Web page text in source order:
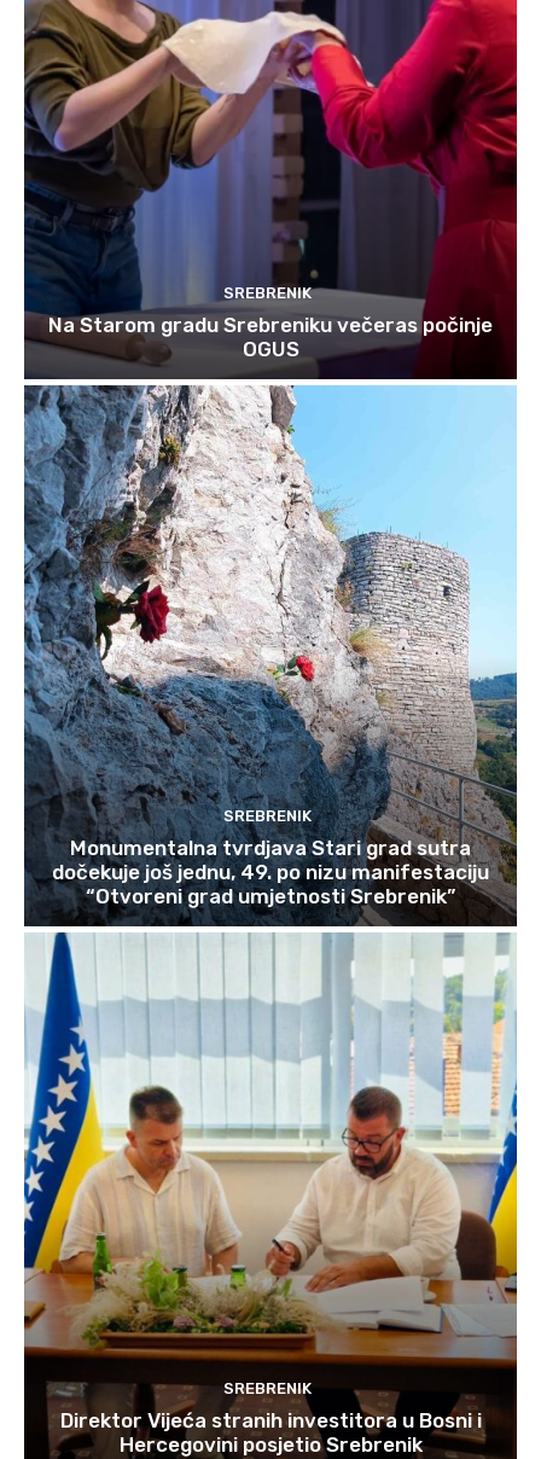
SREBRENIK
Na Starom gradu Srebreniku večeras počinje
OGUS
SREBRENIK
Monumentalna tvrdjava Stari grad sutra
dočekuje još jednu, 49. po nizu manifestaciju
“Otvoreni grad umjetnosti Srebrenik”
SREBRENIK
Direktor Vijeća stranih investitora u Bosni i
Hercegovini posjetio Srebrenik